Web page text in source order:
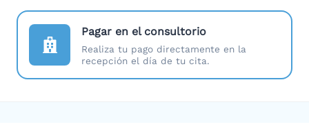
Pagar en el consultorio
Realiza tu pago directamente en la
recepción el día de tu cita.